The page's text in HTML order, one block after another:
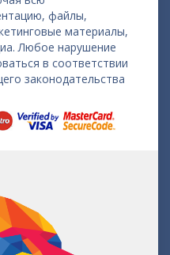
файлы,
материалы,
Любое нарушение
в соответствии
законодательства